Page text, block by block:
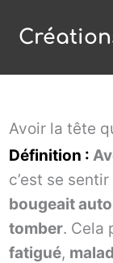
Avoir la tête
Définition :
c’est se sentir
bougeait
tomber. Cela
fatigué,